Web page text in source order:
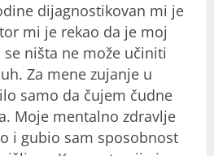
dijagnostikovan mi je
mi je rekao da je moj
se ništa ne može učiniti
Za mene zujanje u
samo da čujem čudne
Moje mentalno zdravlje
i gubio sam sposobnost